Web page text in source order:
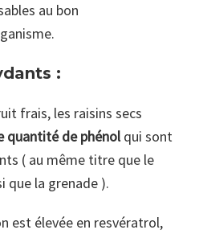
au bon
:
frais, les raisins secs
quantité de phénolqui sont
( au même titre que le
que la grenade ).
est élevée en resvératrol,